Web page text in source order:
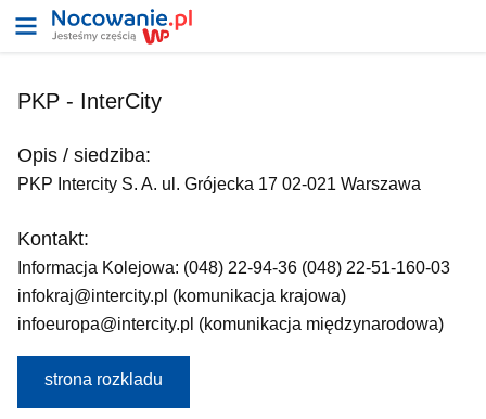
PKP - InterCity
Opis / siedziba:
PKP Intercity S. A. ul. Grójecka 17 02-021 Warszawa
Kontakt:
Informacja Kolejowa: (048) 22-94-36 (048) 22-51-160-03
infokraj@intercity.pl (komunikacja krajowa)
infoeuropa@intercity.pl (komunikacja międzynarodowa)
strona rozkladu